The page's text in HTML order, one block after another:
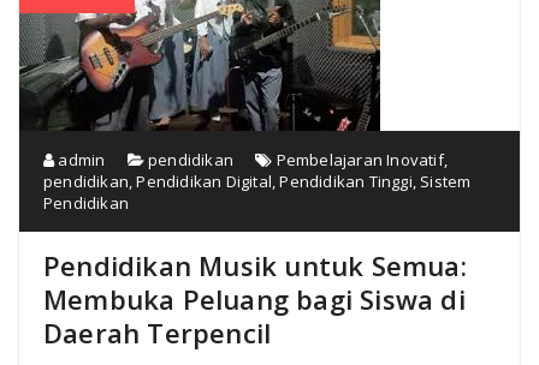
admin pendidikan Pembelajaran Inovatif,
pendidikan ,Pendidikan Digital ,Pendidikan Tinggi Sistem
Pendidikan
Pendidikan Musik untuk Semua:
Membuka Peluang bagi Siswa di
Daerah Terpencil